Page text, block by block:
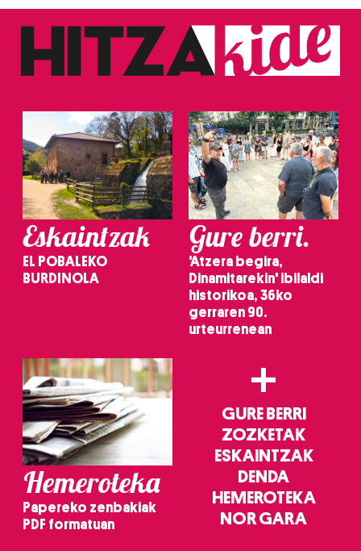
Eskaintzak
EL POBALEKO
BURDINOLA
Gure berri.
'Atzera begira,
Dinamitarekin' ibilaldi
historikoa, 36ko
gerraren 90.
urteurrenean
Hemeroteka
Papereko zenbakiak
PDF formatuan
+
GURE BERRI
ZOZKETAK
ESKAINTZAK
DENDA
HEMEROTEKA
NOR GARA